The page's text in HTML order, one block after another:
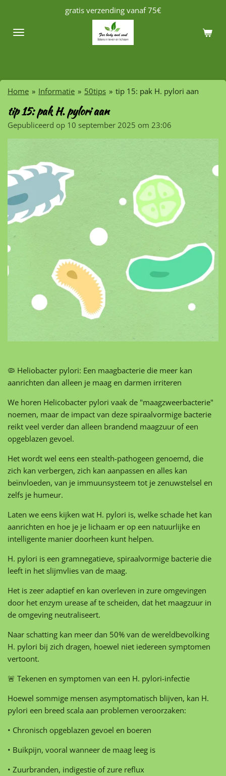
naar
gratis verzending vanaf 75€
Home » Informatie » 50tips » tip 15: pak H. pylori aan
tip 15: pak H. pylori aan
Gepubliceerd op 10 september 2025 om 23:06
🦠 Heliobacter pylori: Een maagbacterie die meer kan
aanrichten dan alleen je maag en darmen irriteren
We horen Helicobacter pylori vaak de "maagzweerbacterie"
noemen, maar de impact van deze spiraalvormige bacterie
reikt veel verder dan alleen brandend maagzuur of een
opgeblazen gevoel.
Het wordt wel eens een stealth-pathogeen genoemd, die
zich kan verbergen, zich kan aanpassen en alles kan
beïnvloeden, van je immuunsysteem tot je zenuwstelsel en
zelfs je humeur.
Laten we eens kijken wat H. pylori is, welke schade het kan
aanrichten en hoe je je lichaam er op een natuurlijke en
intelligente manier doorheen kunt helpen.
H. pylori is een gramnegatieve, spiraalvormige bacterie die
leeft in het slijmvlies van de maag.
Het is zeer adaptief en kan overleven in zure omgevingen
door het enzym urease af te scheiden, dat het maagzuur in
de omgeving neutraliseert.
Naar schatting kan meer dan 50% van de wereldbevolking
H. pylori bij zich dragen, hoewel niet iedereen symptomen
vertoont.
🚨 Tekenen en symptomen van een H. pylori-infectie
Hoewel sommige mensen asymptomatisch blijven, kan H.
pylori een breed scala aan problemen veroorzaken:
• Chronisch opgeblazen gevoel en boeren
• Buikpijn, vooral wanneer de maag leeg is
• Zuurbranden, indigestie of zure reflux